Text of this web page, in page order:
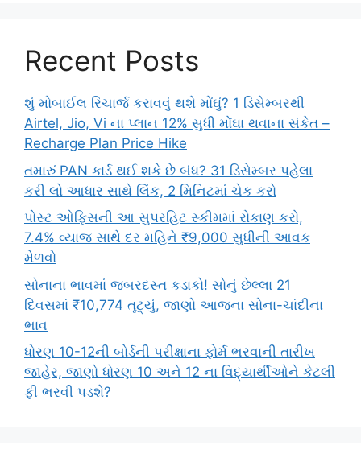
Recent Posts
શું મોબાઈલ રિચાર્જ કરાવવું થશે મોંઘું? 1 ડિસેમ્બરથી
Airtel, Jio, Vi ના પ્લાન 12% સુધી મોંઘા થવાના સંકેત –
Recharge Plan Price Hike
તમારું PAN કાર્ડ થઈ શકે છે બંધ? 31 ડિસેમ્બર પહેલા
કરી લો આધાર સાથે લિંક, 2 મિનિટમાં ચેક કરો
પોસ્ટ ઓફિસની આ સુપરહિટ સ્કીમમાં રોકાણ કરો,
7.4% વ્યાજ સાથે દર મહિને ₹9,000 સુધીની આવક
મેળવો
સોનાના ભાવમાં જબરદસ્ત કડાકો! સોનું છેલ્લા 21
દિવસમાં ₹10,774 તૂટ્યું, જાણો આજના સોના-ચાંદીના
ભાવ
ધોરણ 10-12ની બોર્ડની પરીક્ષાના ફોર્મ ભરવાની તારીખ
જાહેર, જાણો ધોરણ 10 અને 12 ના વિદ્યાર્થીઓને કેટલી
ફી ભરવી પડશે?